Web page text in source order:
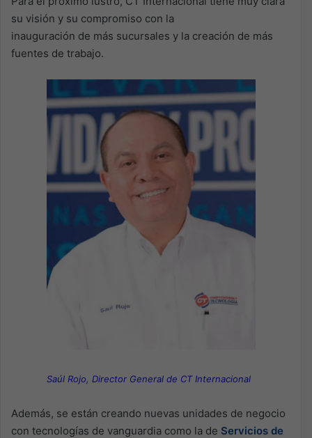
su visión y su compromiso con la
inauguración de más sucursales y la creación de más
fuentes de trabajo.
Saúl Rojo, Director General de CT Internacional
Además, se están creando nuevas unidades de negocio
con tecnologías de vanguardia como la de Servicios de